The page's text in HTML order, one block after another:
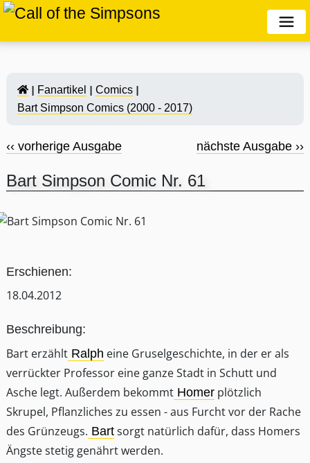
Fanartikel
Comics
Bart Simpson Comics (2000 - 2017)
‹‹ vorherige Ausgabe nächste Ausgabe ››
Bart Simpson Comic Nr. 61
Erschienen:
18.04.2012
Beschreibung:
Bart erzählt Ralph eine Gruselgeschichte, in der er als
verrückter Professor eine ganze Stadt in Schutt und
Asche legt. Außerdem bekommt Homer plötzlich
Skrupel, Pflanzliches zu essen - aus Furcht vor der Rache
des Grünzeugs. Bart sorgt natürlich dafür, dass Homers
Ängste stetig genährt werden.